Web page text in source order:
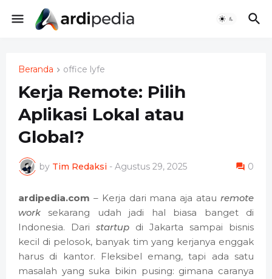
Beranda office lyfe
Kerja Remote: Pilih
Aplikasi Lokal atau
Global?
by Tim Redaksi - Agustus 29, 2025 0
ardipedia.com – Kerja dari mana aja atau remote
work sekarang udah jadi hal biasa banget di
Indonesia. Dari startup di Jakarta sampai bisnis
kecil di pelosok, banyak tim yang kerjanya enggak
harus di kantor. Fleksibel emang, tapi ada satu
masalah yang suka bikin pusing: gimana caranya